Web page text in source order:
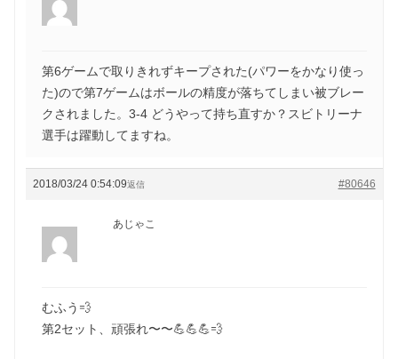
第6ゲームで取りきれずキープされた(パワーをかなり使っ
た)ので第7ゲームはボールの精度が落ちてしまい被ブレー
クされました。3-4 どうやって持ち直すか？スビトリーナ
選手は躍動してますね。
2018/03/24 0:54:09 #80646
返信
あじゃこ
むふう💨
第2セット、頑張れ〜〜💪💪💪💨